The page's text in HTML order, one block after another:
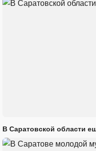
В Саратовской области